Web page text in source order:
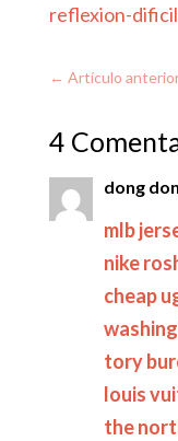
reflexion-
← Artículo
4
dong
mlb
nike
cheap
tory
louis
the